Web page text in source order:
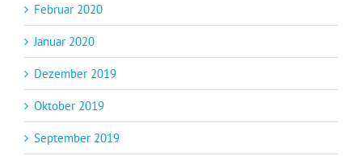
Februar 2020
Januar 2020
Dezember 2019
Oktober 2019
September 2019